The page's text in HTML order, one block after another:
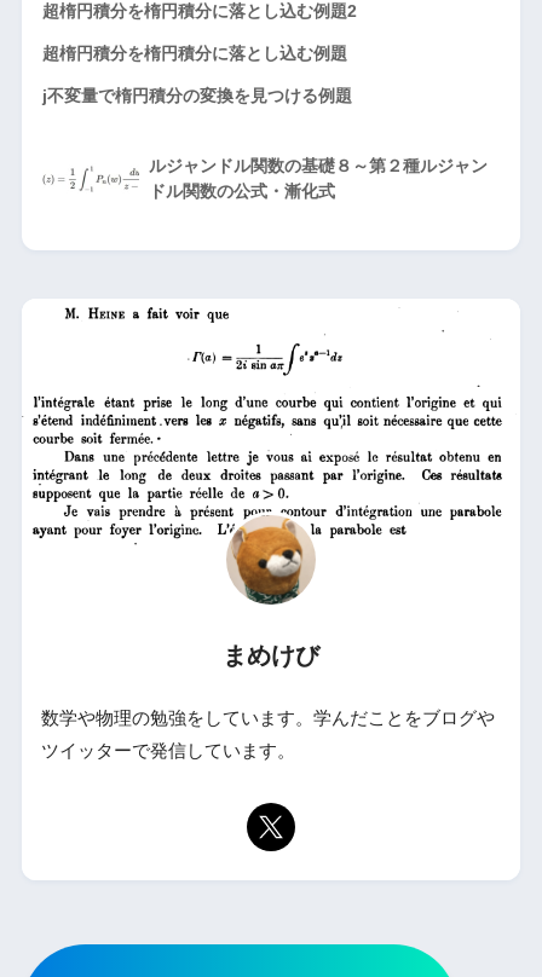
超楕円積分を楕円積分に落とし込む例題2
超楕円積分を楕円積分に落とし込む例題
j不変量で楕円積分の変換を見つける例題
ルジャンドル関数の基礎８～第２種ルジャン
ドル関数の公式・漸化式
まめけび
数学や物理の勉強をしています。学んだことをブログや
ツイッターで発信しています。